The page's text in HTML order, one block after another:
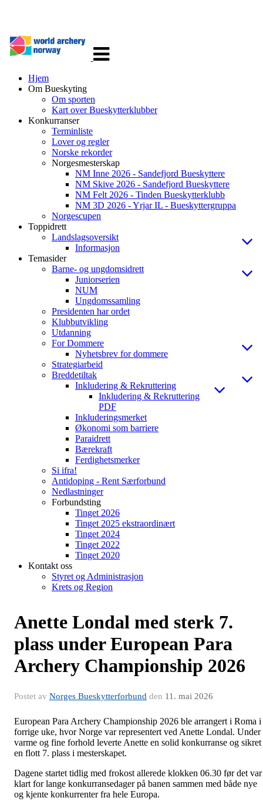
navigasjon
Hjem
Om Bueskyting
Om sporten
Kart over Bueskytterklubber
Konkurranser
Terminliste
Lover og regler
Norske rekorder
Norgesmesterskap
NM Inne 2026 - Sandefjord Bueskyttere
NM Skive 2026 - Sandefjord Bueskyttere
NM Felt 2026 - Tinden Bueskytterklubb
NM 3D 2026 - Yrjar IL - Bueskyttergruppa
Norgescupen
Toppidrett
Landslagsoversikt
Informasjon
Temasider
Barne- og ungdomsidrett
Juniorserien
NUM
Ungdomssamling
Presidenten har ordet
Klubbutvikling
Utdanning
For Dommere
Nyhetsbrev for dommere
Strategiarbeid
Breddetiltak
Inkludering & Rekruttering
Inkludering & Rekruttering
PDF
Inkluderingsmerket
Økonomi som barriere
Paraidrett
Bærekraft
Ferdighetsmerker
Si ifra!
Antidoping - Rent Særforbund
Nedlastninger
Forbundsting
Tinget 2026
Tinget 2025 ekstraordinært
Tinget 2024
Tinget 2022
Tinget 2020
Kontakt oss
Styret og Administrasjon
Krets og Region
Anette Londal med sterk 7.
plass under European Para
Archery Championship 2026
Postet av Norges Bueskytterforbund den 11. mai 2026
European Para Archery Championship 2026 ble arrangert i Roma i
forrige uke, hvor Norge var representert ved Anette Londal. Under
varme og fine forhold leverte Anette en solid konkurranse og sikret
en flott 7. plass i mesterskapet.
Dagene startet tidlig med frokost allerede klokken 06.30 før det var
klart for lange konkurransedager på banen sammen med både nye
og kjente konkurrenter fra hele Europa.